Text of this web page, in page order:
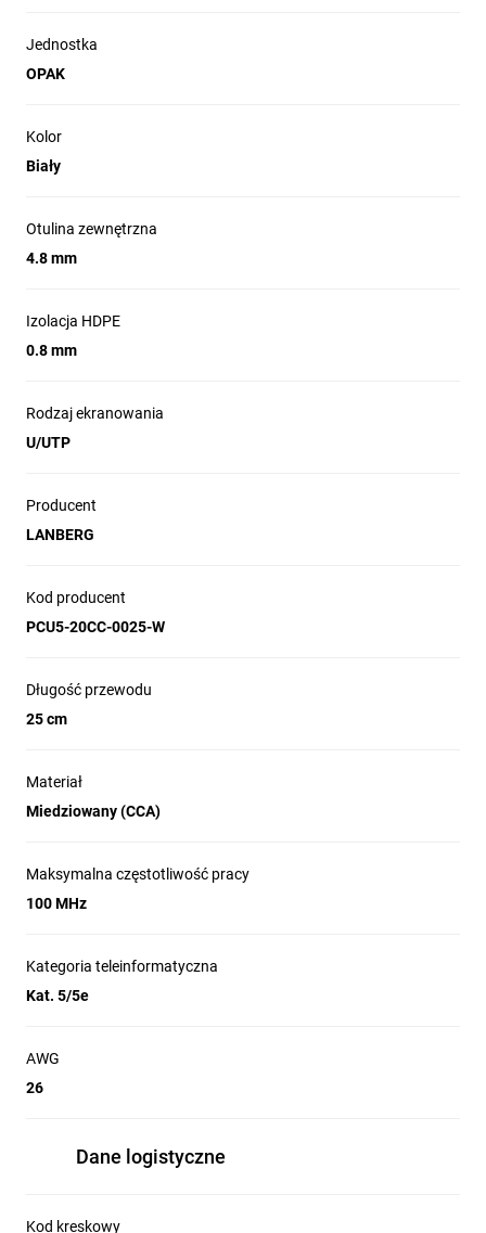
Jednostka
OPAK
Kolor
Biały
Otulina zewnętrzna
4.8 mm
Izolacja HDPE
0.8 mm
Rodzaj ekranowania
U/UTP
Producent
LANBERG
Kod producent
PCU5-20CC-0025-W
Długość przewodu
25 cm
Materiał
Miedziowany (CCA)
Maksymalna częstotliwość pracy
100 MHz
Kategoria teleinformatyczna
Kat. 5/5e
AWG
26
Dane logistyczne
Kod kreskowy